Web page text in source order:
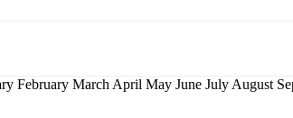
February March April May June July August